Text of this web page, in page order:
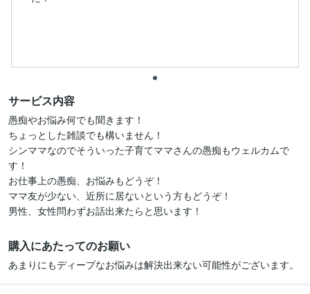
サービス内容
愚痴やお悩み何でも聞きます！
ちょっとした雑談でも構いません！
シンママなのでそういった子育てママさんの愚痴もウェルカムで
す！
お仕事上の愚痴、お悩みもどうぞ！
ママ友が少ない、近所に居ないという方もどうぞ！
男性、女性問わずお話出来たらと思います！
購入にあたってのお願い
あまりにもディープなお悩みは解決出来ない可能性がございます。